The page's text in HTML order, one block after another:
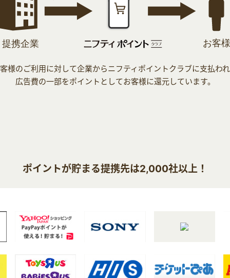
様のご利用に対して企業からニフティポイントクラブに支払わ
広告費の一部をポイントとしてお客様に還元しています。
ポイントが貯まる提携先は2,000社以上！